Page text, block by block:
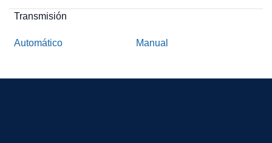
Transmisión
Automático Manual